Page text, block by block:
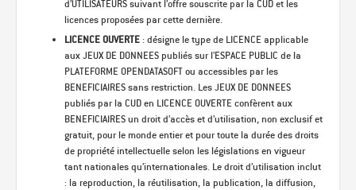
d’UTILISATEURS suivant l’offre souscrite par la CUD et les
licences proposées par cette dernière.
LICENCE OUVERTE : désigne le type de LICENCE applicable
aux JEUX DE DONNEES publiés sur l’ESPACE PUBLIC de la
PLATEFORME OPENDATASOFT ou accessibles par les
BENEFICIAIRES sans restriction. Les JEUX DE DONNEES
publiés par la CUD en LICENCE OUVERTE confèrent aux
BENEFICIAIRES un droit d’accès et d’utilisation, non exclusif et
gratuit, pour le monde entier et pour toute la durée des droits
de propriété intellectuelle selon les législations en vigueur
tant nationales qu’internationales. Le droit d’utilisation inclut
: la reproduction, la réutilisation, la publication, la diffusion,